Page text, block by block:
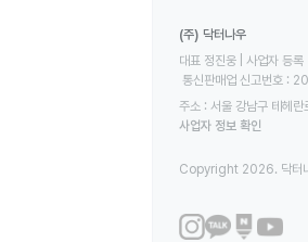
(주) 닥터나우
대표 정진웅 | 사업자
통신판매업 신고번호
주소 : 서울 강남구 테헤
사업자 정보 확인
Copyright 2026. 닥터